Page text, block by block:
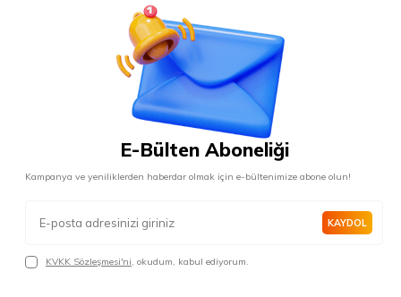
E-Bülten Aboneliği
Kampanya ve yeniliklerden haberdar olmak için e-bültenimize abone olun!
KAYDOL
KVKK Sözleşmesi'ni, okudum, kabul ediyorum.